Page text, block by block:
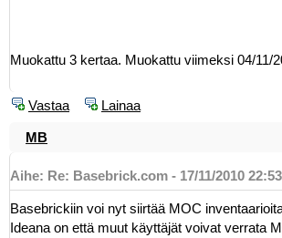
Muokattu 3 kertaa. Muokattu viimeksi 04/11/
Vastaa Lainaa
MB
Aihe: Re: Basebrick.com - 17/11/2010 22:53
Basebrickiin voi nyt siirtää MOC
Ideana on että muut käyttäjät voivat verrata